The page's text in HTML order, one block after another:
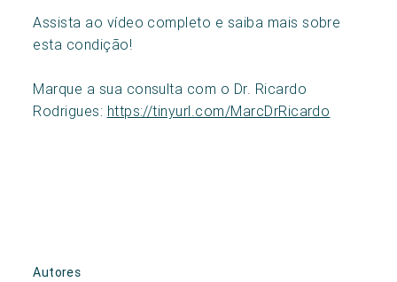
Assista ao vídeo completo e saiba mais sobre
esta condição!
Marque a sua consulta com o Dr. Ricardo
Rodrigues: https://tinyurl.com/MarcDrRicardo
Autores